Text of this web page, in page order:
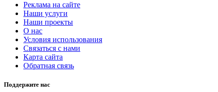
Реклама на сайте
Наши услуги
Наши проекты
О нас
Условия использования
Связаться с нами
Карта сайта
Обратная связь
Поддержите нас